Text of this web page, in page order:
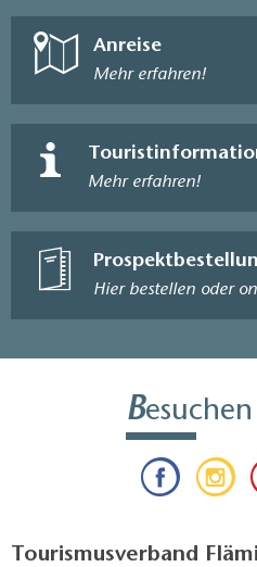
Anreise
Mehr erfahren!
Mehr erfahren!
Hier bestellen oder
B
Tourismusverband